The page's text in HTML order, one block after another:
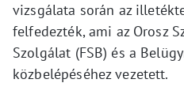
vizsgálata során az
felfedezték, ami az Orosz
Szolgálat (FSB) és a
közbelépéséhez vezetett.